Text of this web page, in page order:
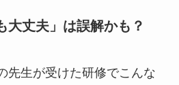
大丈夫」は誤解かも？
先生が受けた研修でこんな